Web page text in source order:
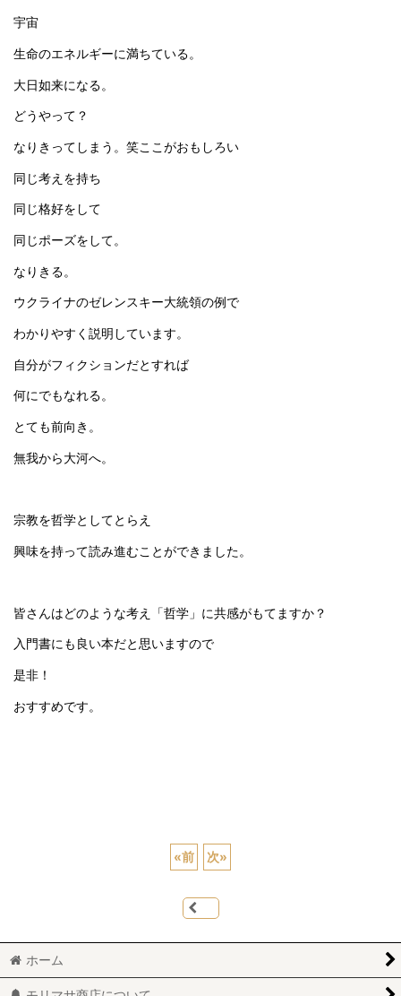
宇宙
生命のエネルギーに満ちている。
大日如来になる。
どうやって？
なりきってしまう。笑ここがおもしろい
同じ考えを持ち
同じ格好をして
同じポーズをして。
なりきる。
ウクライナのゼレンスキー大統領の例で
わかりやすく説明しています。
自分がフィクションだとすれば
何にでもなれる。
とても前向き。
無我から大河へ。
宗教を哲学としてとらえ
興味を持って読み進むことができました。
皆さんはどのような考え「哲学」に共感がもてますか？
入門書にも良い本だと思いますので
是非！
おすすめです。
«前 次»
ホーム